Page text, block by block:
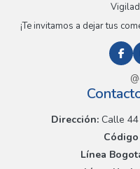
¡Te invitamos a dejar tus
Dirección:Calle 44
Línea